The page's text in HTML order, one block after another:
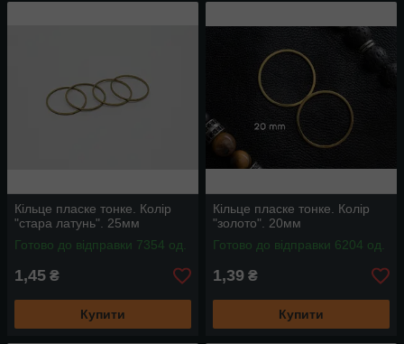
Кільце пласке тонке. Колір
"стара латунь". 25мм
Готово до відправки 7354 од.
1,45 ₴
Купити
Кільце пласке тонке. Колір
"золото". 20мм
Готово до відправки 6204 од.
1,39 ₴
Купити